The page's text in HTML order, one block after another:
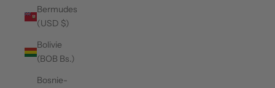
Bermudes
(USD $)
Bolivie
(BOB Bs.)
Bosnie-